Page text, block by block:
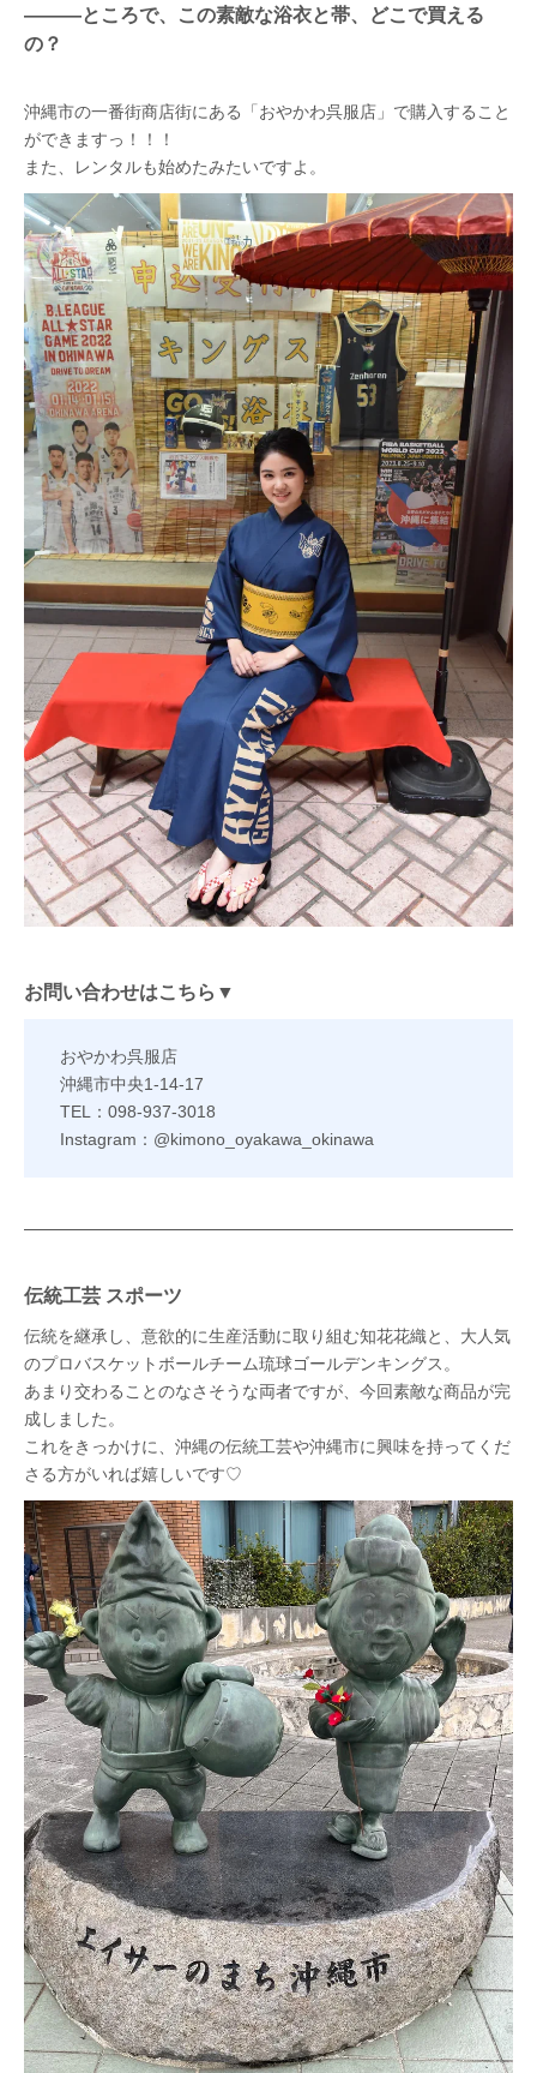
―――ところで、この素敵な浴衣と帯、どこで買える
の？
沖縄市の一番街商店街にある「おやかわ呉服店」で購入すること
ができますっ！！！
また、レンタルも始めたみたいですよ。
お問い合わせはこちら▼
おやかわ呉服店
沖縄市中央1-14-17
TEL：098-937-3018
Instagram：@kimono_oyakawa_okinawa
伝統工芸 スポーツ
伝統を継承し、意欲的に生産活動に取り組む知花花織と、大人気
のプロバスケットボールチーム琉球ゴールデンキングス。
あまり交わることのなさそうな両者ですが、今回素敵な商品が完
成しました。
これをきっかけに、沖縄の伝統工芸や沖縄市に興味を持ってくだ
さる方がいれば嬉しいです♡